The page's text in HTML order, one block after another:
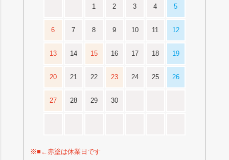
1 2 3 4 5
6 7 8 9 10 11 12
13 14 15 16 17 18 19
20 21 22 23 24 25 26
27 28 29 30
※■←赤塗は休業日です